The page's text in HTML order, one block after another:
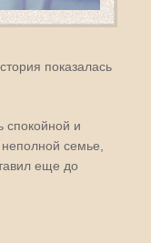
показалась
спокойной и
семье,
еще до